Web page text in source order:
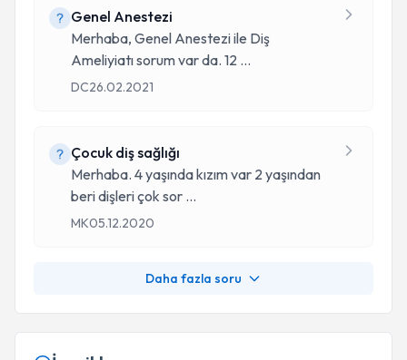
Genel Anestezi
Merhaba, Genel Anestezi ile Diş
Ameliyiatı sorum var da. 12 ...
DC26.02.2021
Çocuk diş sağlığı
Merhaba. 4 yaşında kızım var 2 yaşından
beri dişleri çok sor ...
MK05.12.2020
Daha fazla soru